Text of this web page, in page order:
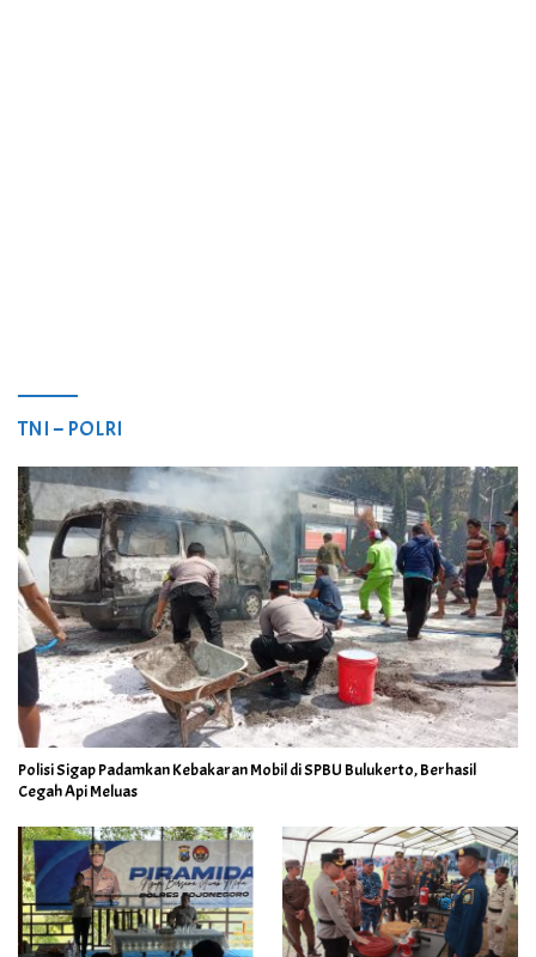
TNI – POLRI
Polisi Sigap Padamkan Kebakaran Mobil di SPBU Bulukerto, Berhasil
Cegah Api Meluas